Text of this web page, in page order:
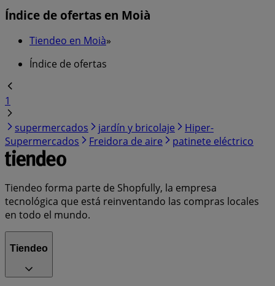
Índice de ofertas en Moià
Tiendeo en Moià»
Índice de ofertas
1
supermercados
jardín y bricolaje
Hiper-
Supermercados
Freidora de aire patinete eléctrico
Tiendeo forma parte de Shopfully, la empresa
tecnológica que está reinventando las compras locales
en todo el mundo.
Tiendeo